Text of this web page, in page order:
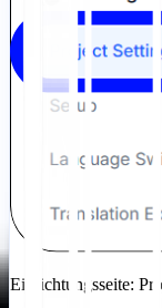
Einrichtungsseite: